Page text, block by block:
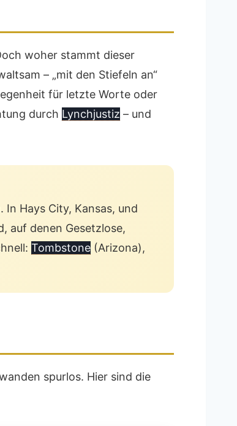
woher stammt dieser
– „mit den Stiefeln an“
für letzte Worte oder
durch Lynchjustiz – und
Hays City, Kansas, und
auf denen Gesetzlose,
Tombstone (Arizona),
spurlos. Hier sind die